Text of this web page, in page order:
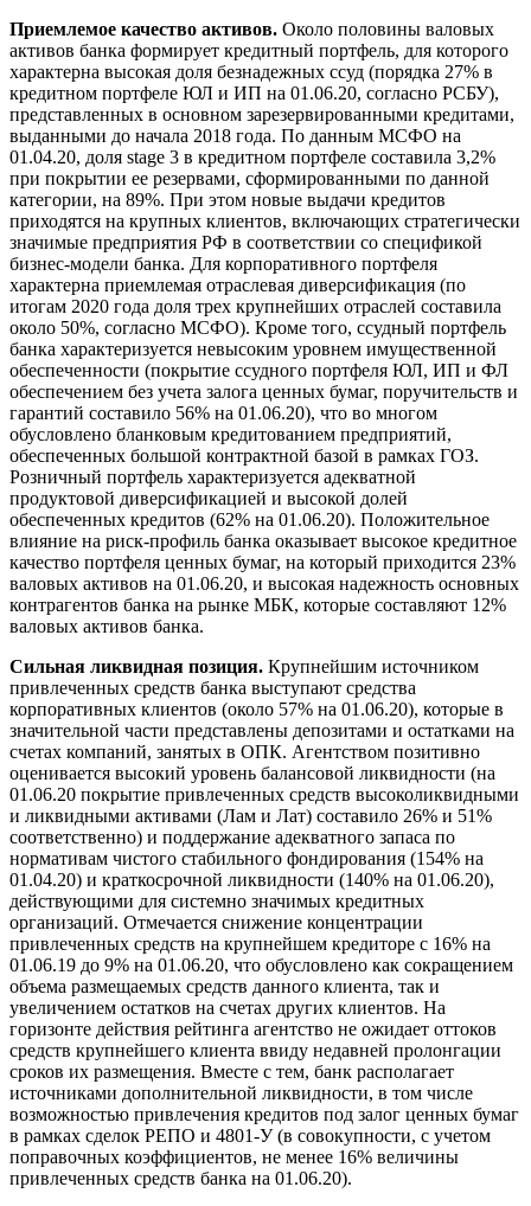
Приемлемое качество активов. Около половины валовых
активов банка формирует кредитный портфель, для которого
характерна высокая доля безнадежных ссуд (порядка 27% в
кредитном портфеле ЮЛ и ИП на 01.06.20, согласно РСБУ),
представленных в основном зарезервированными кредитами,
выданными до начала 2018 года. По данным МСФО на
01.04.20, доля stage 3 в кредитном портфеле составила 3,2%
при покрытии ее резервами, сформированными по данной
категории, на 89%. При этом новые выдачи кредитов
приходятся на крупных клиентов, включающих стратегически
значимые предприятия РФ в соответствии со спецификой
бизнес-модели банка. Для корпоративного портфеля
характерна приемлемая отраслевая диверсификация (по
итогам 2020 года доля трех крупнейших отраслей составила
около 50%, согласно МСФО). Кроме того, ссудный портфель
банка характеризуется невысоким уровнем имущественной
обеспеченности (покрытие ссудного портфеля ЮЛ, ИП и ФЛ
обеспечением без учета залога ценных бумаг, поручительств и
гарантий составило 56% на 01.06.20), что во многом
обусловлено бланковым кредитованием предприятий,
обеспеченных большой контрактной базой в рамках ГОЗ.
Розничный портфель характеризуется адекватной
продуктовой диверсификацией и высокой долей
обеспеченных кредитов (62% на 01.06.20). Положительное
влияние на риск-профиль банка оказывает высокое кредитное
качество портфеля ценных бумаг, на который приходится 23%
валовых активов на 01.06.20, и высокая надежность основных
контрагентов банка на рынке МБК, которые составляют 12%
валовых активов банка.
Сильная ликвидная позиция. Крупнейшим источником
привлеченных средств банка выступают средства
корпоративных клиентов (около 57% на 01.06.20), которые в
значительной части представлены депозитами и остатками на
счетах компаний, занятых в ОПК. Агентством позитивно
оценивается высокий уровень балансовой ликвидности (на
01.06.20 покрытие привлеченных средств высоколиквидными
и ликвидными активами (Лам и Лат) составило 26% и 51%
соответственно) и поддержание адекватного запаса по
нормативам чистого стабильного фондирования (154% на
01.04.20) и краткосрочной ликвидности (140% на 01.06.20),
действующими для системно значимых кредитных
организаций. Отмечается снижение концентрации
привлеченных средств на крупнейшем кредиторе с 16% на
01.06.19 до 9% на 01.06.20, что обусловлено как сокращением
объема размещаемых средств данного клиента, так и
увеличением остатков на счетах других клиентов. На
горизонте действия рейтинга агентство не ожидает оттоков
средств крупнейшего клиента ввиду недавней пролонгации
сроков их размещения. Вместе с тем, банк располагает
источниками дополнительной ликвидности, в том числе
возможностью привлечения кредитов под залог ценных бумаг
в рамках сделок РЕПО и 4801-У (в совокупности, с учетом
поправочных коэффициентов, не менее 16% величины
привлеченных средств банка на 01.06.20).